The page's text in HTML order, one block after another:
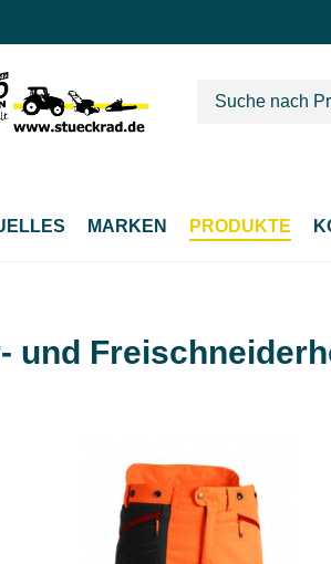
MARKEN PRODUKTE
und